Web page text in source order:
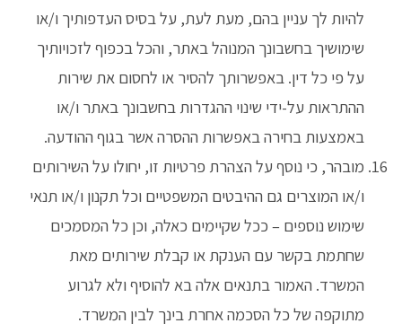
להיות לך עניין בהם, מעת לעת, על בסיס העדפותיך ו/או
שימושיך בחשבונך המנוהל באתר, והכל בכפוף לזכויותיך
על פי כל דין. באפשרותך להסיר או לחסום את שירות
ההתראות על-ידי שינוי ההגדרות בחשבונך באתר ו/או
באמצעות בחירה באפשרות ההסרה אשר בגוף ההודעה.
מובהר, כי נוסף על הצהרת פרטיות זו, יחולו על השירותים
ו/או המוצרים גם ההיבטים המשפטיים וכל תקנון ו/או תנאי
שימוש נוספים – ככל שקיימים כאלה, וכן כל המסמכים
שחתמת בקשר עם הענקת או קבלת שירותים מאת
המשרד. האמור בתנאים אלה בא להוסיף ולא לגרוע
מתוקפה של כל הסכמה אחרת בינך לבין המשרד.